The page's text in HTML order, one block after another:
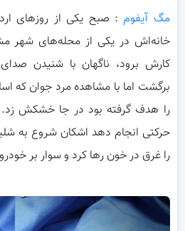
مگ آیفوم : صبح یکی از روزهای
خانه‌اش در یکی از محله‌های شهر
کارش برود، ناگهان با شنیدن
برگشت اما با مشاهده مرد جوان که
را هدف گرفته بود در جا خشکش زد.
حرکتی انجام دهد اشکان شروع به
را غرق در خون رها کرد و سوار بر